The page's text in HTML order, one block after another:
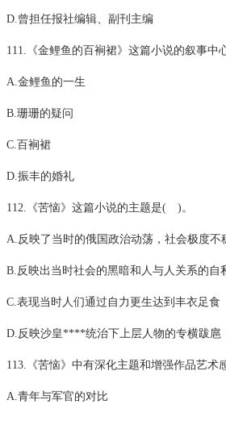
D.曾担任报社编辑、副刊主编
111.《金鲤鱼的百裥裙》这篇小说的叙事中
A.金鲤鱼的一生
B.珊珊的疑问
C.百裥裙
D.振丰的婚礼
112.《苦恼》这篇小说的主题是( )。
A.反映了当时的俄国政治动荡，社会极度不
B.反映出当时社会的黑暗和人与人关系的自
C.表现当时人们通过自力更生达到丰衣足食
D.反映沙皇****统治下上层人物的专横跋扈
113.《苦恼》中有深化主题和增强作品艺
A.青年与军官的对比